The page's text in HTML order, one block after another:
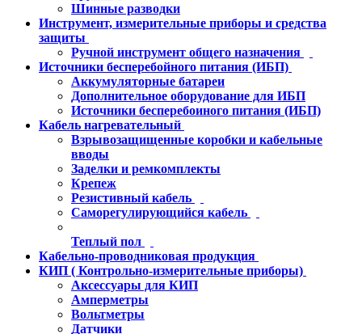
Шинные разводки
Инструмент, измерительные приборы и средства
защиты
Ручной инструмент общего назначения
Источники бесперебойного питания (ИБП)
Аккумуляторные батареи
Дополнительное оборудование для ИБП
Источники бесперебоиного питания (ИБП)
Кабель нагревательный
Взрывозащищенные коробки и кабельные
вводы
Заделки и ремкомплекты
Крепеж
Резистивный кабель
Саморегулирующийся кабель
Теплый пол
Кабельно-проводниковая продукция
КИП ( Контрольно-измерительные приборы)
Аксессуары для КИП
Амперметры
Вольтметры
Датчики